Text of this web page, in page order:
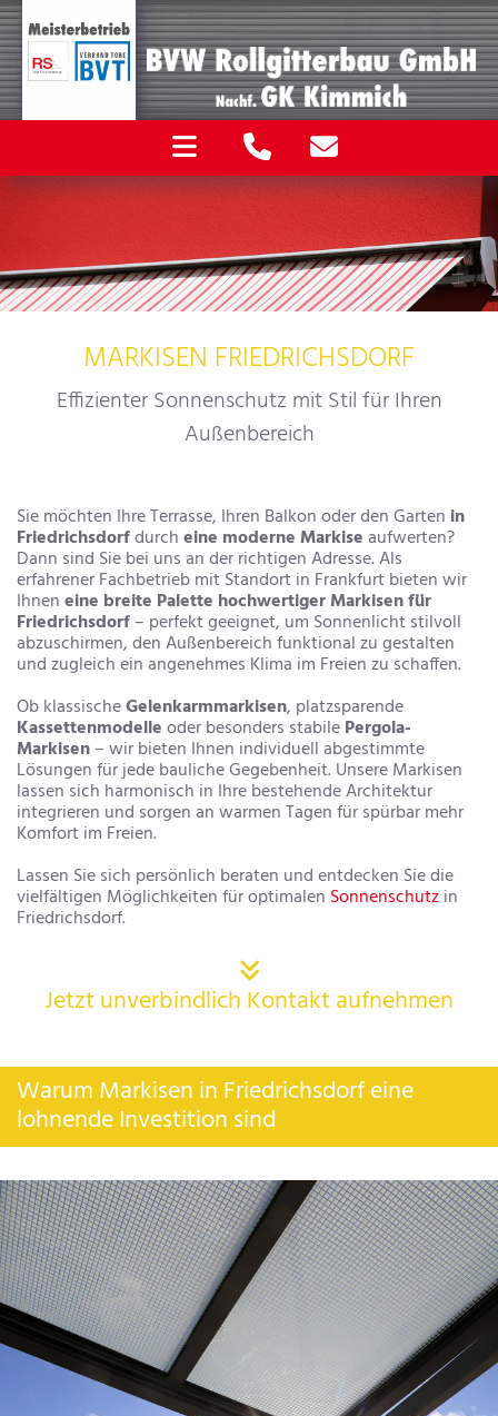
MARKISEN FRIEDRICHSDORF
Effizienter Sonnenschutz mit Stil für Ihren
Außenbereich
Sie möchten Ihre Terrasse, Ihren Balkon oder den Garten in
Friedrichsdorfdurcheine moderne Markiseaufwerten?
Dann sind Sie bei uns an der richtigen Adresse. Als
erfahrener Fachbetrieb mit Standort in Frankfurt bieten wir
Ihneneine breite Palette hochwertiger Markisen für
Friedrichsdorf– perfekt geeignet, um Sonnenlicht stilvoll
abzuschirmen, den Außenbereich funktional zu gestalten
und zugleich ein angenehmes Klima im Freien zu schaffen.
Ob klassischeGelenkarmmarkisen, platzsparende
Kassettenmodelleoder besonders stabilePergola-
Markisen– wir bieten Ihnen individuell abgestimmte
Lösungen für jede bauliche Gegebenheit. Unsere Markisen
lassen sich harmonisch in Ihre bestehende Architektur
integrieren und sorgen an warmen Tagen für spürbar mehr
Komfort im Freien.
Lassen Sie sich persönlich beraten und entdecken Sie die
vielfältigen Möglichkeiten für optimalen Sonnenschutzin
Friedrichsdorf.

Jetzt unverbindlich Kontakt aufnehmen
Warum Markisen in Friedrichsdorf eine
lohnende Investition sind